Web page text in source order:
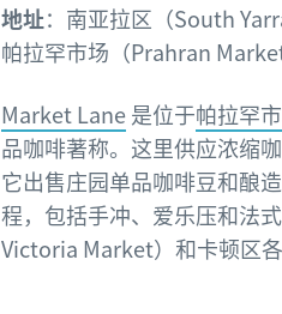
地址：南亚拉区（South
帕拉罕市场（Prahran
Market Lane是位于帕拉罕
品咖啡著称。这里供应浓缩
它出售庄园单品咖啡豆和酿
程，包括手冲、爱乐压和法式
Victoria Market）和卡顿区